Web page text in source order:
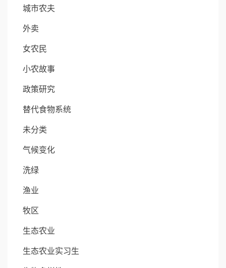
城市农夫
外卖
女农民
小农故事
政策研究
替代食物系统
未分类
气候变化
洗绿
渔业
牧区
生态农业
生态农业实习生